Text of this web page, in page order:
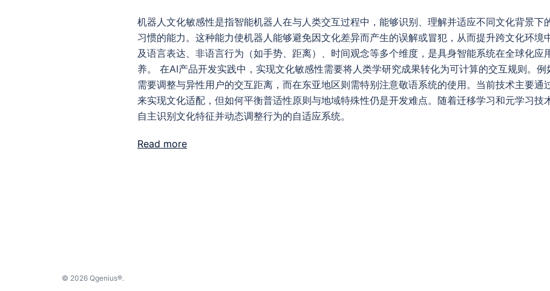
机器人文化敏感性是指智能机器人在与人类交互过程中，能够识别、理解并适应不同文化背景下
习惯的能力。这种能力使机器人能够避免因文化差异而产生的误解或冒犯，从而提升跨文化环境
及语言表达、非语言行为（如手势、距离）、时间观念等多个维度，是具身智能系统在全球化应
养。 在AI产品开发实践中，实现文化敏感性需要将人类学研究成果转化为可计算的交互规则。
需要调整与异性用户的交互距离，而在东亚地区则需特别注意敬语系统的使用。当前技术主要通
来实现文化适配，但如何平衡普适性原则与地域特殊性仍是开发难点。随着迁移学习和元学习技
自主识别文化特征并动态调整行为的自适应系统。
Read more
© 2026 Qgenius®.